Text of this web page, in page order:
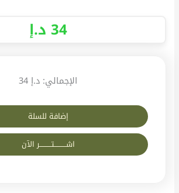
إضافة للسلة
اشــــــــــتــــــــــر الآن
الإجمالي: د.إ 34
34 د.إ